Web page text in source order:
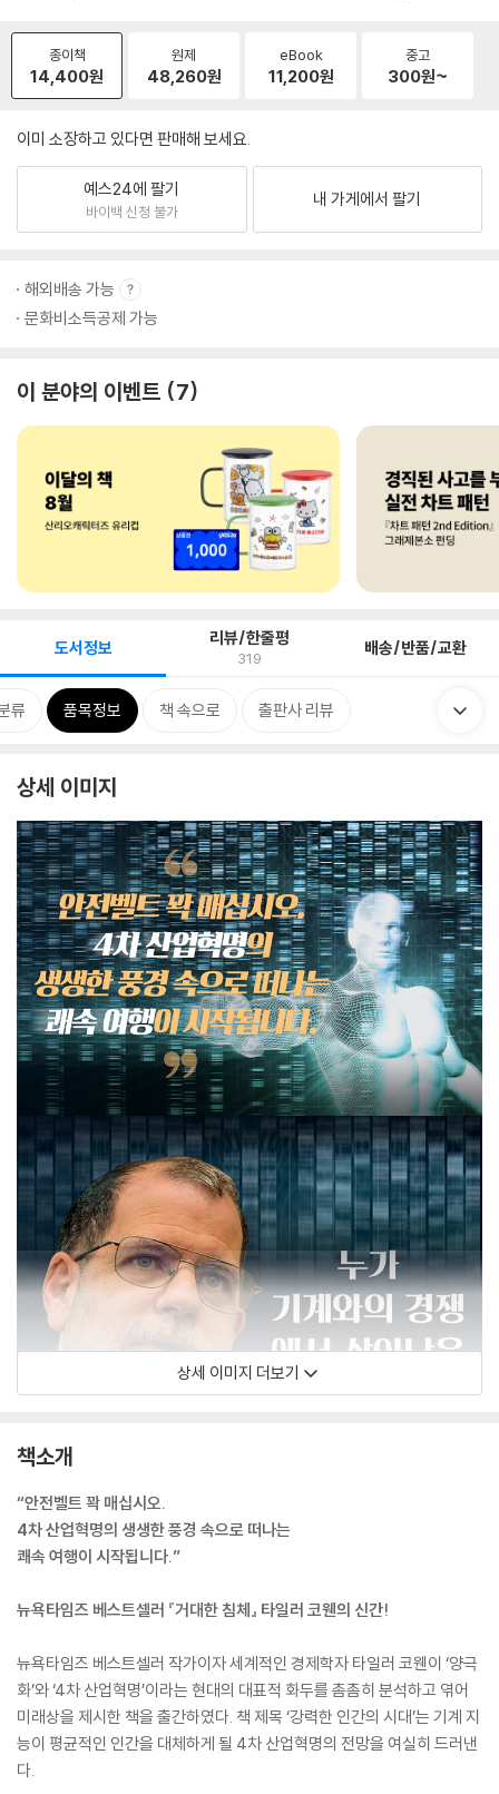
종이책
14,400원
원제
48,260원
eBook
11,200원
중고
300원~
이미 소장하고 있다면 판매해 보세요.
예스24에 팔기
바이백 신청 불가
내 가게에서 팔기
해외배송 가능
문화비소득공제 가능
이 분야의 이벤트 7
도서정보 리뷰/한줄평
319 배송/반품/교환
류 품목정보 책 속으로 출판사 리뷰
상세 이미지
상세 이미지 더보기
책소개
“안전벨트 꽉 매십시오.
4차 산업혁명의 생생한 풍경 속으로 떠나는
쾌속 여행이 시작됩니다.”
뉴욕타임즈 베스트셀러 『거대한 침체』 타일러 코웬의 신간!
뉴욕타임즈 베스트셀러 작가이자 세계적인 경제학자 타일러 코웬이 ‘양극
화’와 ‘4차 산업혁명’이라는 현대의 대표적 화두를 촘촘히 분석하고 엮어
미래상을 제시한 책을 출간하였다. 책 제목 ‘강력한 인간의 시대’는 기계 지
능이 평균적인 인간을 대체하게 될 4차 산업혁명의 전망을 여실히 드러낸
다.